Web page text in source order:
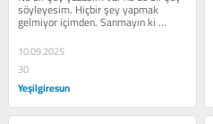
söyleyesim. Hiçbir şey yapmak
gelmiyor içimden. Sanmayın ki
moralim bozuk, keyfim yok. Aslına...
10.09.2025
30
Yeşilgiresun